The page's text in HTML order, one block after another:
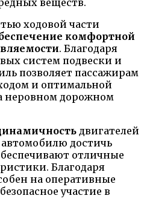
ходовой части
комфортной
. Благодаря
систем подвески и
позволяет пассажирам
и оптимальной
неровном дорожном
двигателей
достичь
отличные
Благодаря
на оперативные
участие в